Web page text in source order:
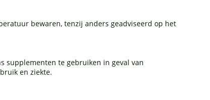
bewaren, tenzij anders geadviseerd op het
supplementen te gebruiken in geval van
en ziekte.